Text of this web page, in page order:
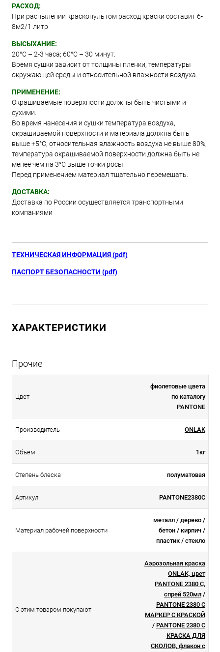
РАСХОД:
При распылении краскопультом расход краски составит 6-
8м2/1 литр
ВЫСЫХАНИЕ:
20°С – 2-3 часа; 60°С – 30 минут.
Время сушки зависит от толщины пленки, температуры
окружающей среды и относительной влажности воздуха.
ПРИМЕНЕНИЕ:
Окрашиваемые поверхности должны быть чистыми и
сухими.
Во время нанесения и сушки температура воздуха,
окрашиваемой поверхности и материала должна быть
выше +5°C, относительная влажность воздуха не выше 80%,
температура окрашиваемой поверхности должна быть не
менее чем на 3°C выше точки росы.
Перед применением материал тщательно перемещать.
ДОСТАВКА:
Доставка по России осуществляется транспортными
компаниями
ТЕХНИЧЕСКАЯ ИНФОРМАЦИЯ (pdf)
ПАСПОРТ БЕЗОПАСНОСТИ (pdf)
ХАРАКТЕРИСТИКИ
Прочие
Цвет
фиолетовые цвета
по каталогу
PANTONE
Производитель ONLAK
Объем 1кг
Степень блеска полуматовая
Артикул PANTONE2380C
Материал рабочей поверхности
металл / дерево /
бетон / кирпич /
пластик / стекло
С этим товаром покупают
Аэрозольная краска
ONLAK, цвет
PANTONE 2380 C,
спрей 520мл /
PANTONE 2380 C
МАРКЕР С КРАСКОЙ
/ PANTONE 2380 C
КРАСКА ДЛЯ
СКОЛОВ, флакон с